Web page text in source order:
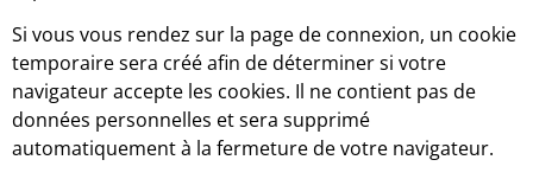
Si vous vous rendez sur la page de connexion, un cookie
temporaire sera créé afin de déterminer si votre
navigateur accepte les cookies. Il ne contient pas de
données personnelles et sera supprimé
automatiquement à la fermeture de votre navigateur.